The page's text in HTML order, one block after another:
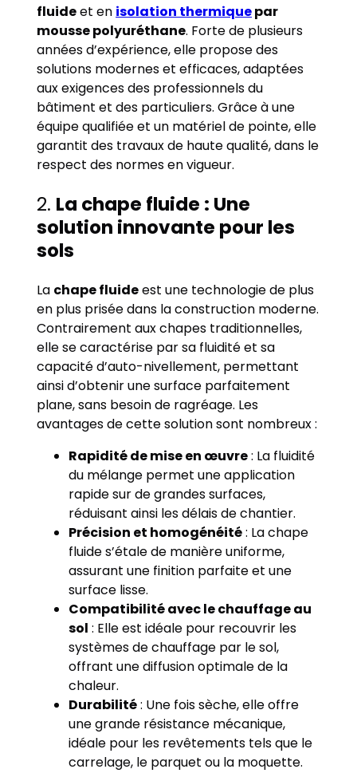
fluideet en isolation thermiquepar
mousse polyuréthane. Forte de plusieurs
années d’expérience, elle propose des
solutions modernes et efficaces, adaptées
aux exigences des professionnels du
bâtiment et des particuliers. Grâce à une
équipe qualifiée et un matériel de pointe, elle
garantit des travaux de haute qualité, dans le
respect des normes en vigueur.
2. La chape fluide : Une
solution innovante pour les
sols
La chape fluideest une technologie de plus
en plus prisée dans la construction moderne.
Contrairement aux chapes traditionnelles,
elle se caractérise par sa fluidité et sa
capacité d’auto-nivellement, permettant
ainsi d’obtenir une surface parfaitement
plane, sans besoin de ragréage. Les
avantages de cette solution sont nombreux :
Rapidité de mise en œuvre: La fluidité
du mélange permet une application
rapide sur de grandes surfaces,
réduisant ainsi les délais de chantier.
Précision et homogénéité: La chape
fluide s’étale de manière uniforme,
assurant une finition parfaite et une
surface lisse.
Compatibilité avec le chauffage au
sol : Elle est idéale pour recouvrir les
systèmes de chauffage par le sol,
offrant une diffusion optimale de la
chaleur.
Durabilité: Une fois sèche, elle offre
une grande résistance mécanique,
idéale pour les revêtements tels que le
carrelage, le parquet ou la moquette.